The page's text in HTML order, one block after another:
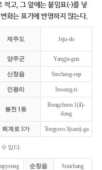
고, 그 앞에는 붙임표(-)를 넣
화는 표기에 반영하지 않는다.
제주도 Jeju-do
양주군 Yangju-gun
신창읍 Sinchang-eup
인왕리 Inwang-ri
봉천 1동
Bongcheon 1(il)-
dong
퇴계로 3가 Toegyero 3(sam)-ga
있다.
순창읍 Sunchang